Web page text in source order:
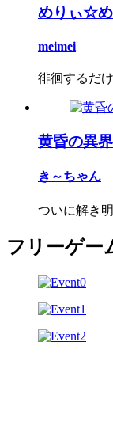
めりぃ☆
meimei
徘徊するだ
黄昏の異
き～ちゃん
ついに解き
フリーゲー